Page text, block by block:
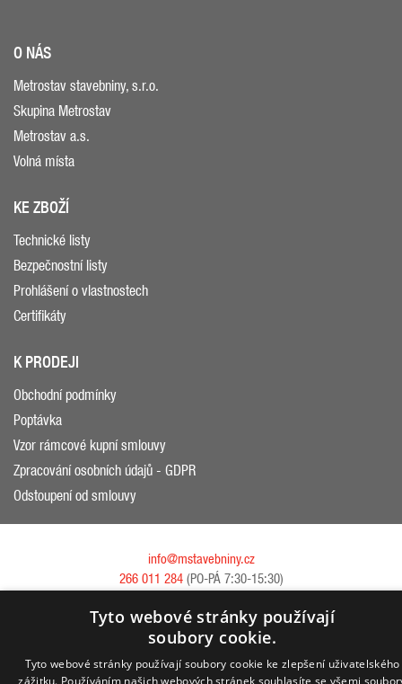
O NÁS
Metrostav stavebniny, s.r.o.
Skupina Metrostav
Metrostav a.s.
Volná místa
KE ZBOŽÍ
Technické listy
Bezpečnostní listy
Prohlášení o vlastnostech
Certifikáty
K PRODEJI
Obchodní podmínky
Poptávka
Vzor rámcové kupní smlouvy
Zpracování osobních údajů - GDPR
Odstoupení od smlouvy
info@mstavebniny.cz
266 011 284(PO-PÁ 7:30-15:30)
Copyright © 2026 Metrostav stavebniny, s.r.o.
Internetový obchod EasyShop® 4.5 © IT STUDIO s.r.o.
Tyto webové stránky používají
soubory cookie.
Tyto webové stránky používají soubory cookie ke zlepšení uživatelského
zážitku. Používáním našich webových stránek souhlasíte se všemi